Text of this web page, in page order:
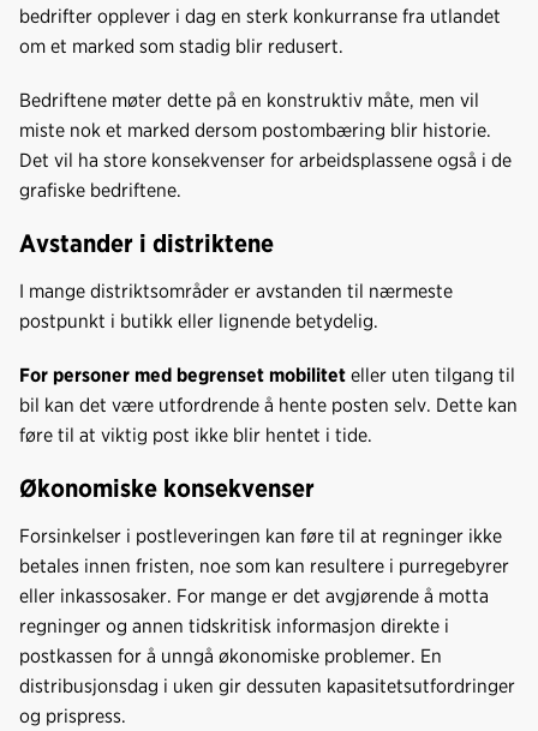
bedrifter opplever i dag en sterk konkurranse fra utlandet
om et marked som stadig blir redusert.
Bedriftene møter dette på en konstruktiv måte, men vil
miste nok et marked dersom postombæring blir historie.
Det vil ha store konsekvenser for arbeidsplassene også i de
grafiske bedriftene.
Avstander i distriktene
I mange distriktsområder er avstanden til nærmeste
postpunkt i butikk eller lignende betydelig.
For personer med begrenset mobilitet eller uten tilgang til
bil kan det være utfordrende å hente posten selv. Dette kan
føre til at viktig post ikke blir hentet i tide.
Økonomiske konsekvenser
Forsinkelser i postleveringen kan føre til at regninger ikke
betales innen fristen, noe som kan resultere i purregebyrer
eller inkassosaker. For mange er det avgjørende å motta
regninger og annen tidskritisk informasjon direkte i
postkassen for å unngå økonomiske problemer. En
distribusjonsdag i uken gir dessuten kapasitetsutfordringer
og prispress.